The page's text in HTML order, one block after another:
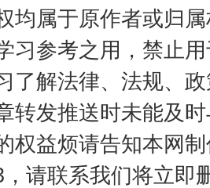
均属于原作者或归
习参考之用，禁止
了解法律、法规、
转发推送时未能及
权益烦请告知本网
请联系我们将立即
案例”出炉！ 一纸欠